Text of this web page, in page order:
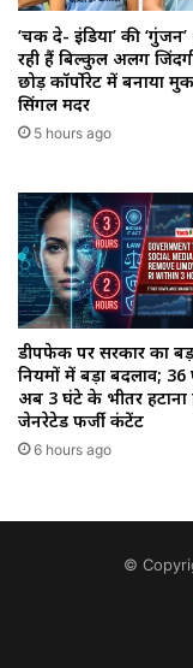
‘चक दे- इंडिया’ की
रही हैं बिल्कुल अलग
छोड़ कॉर्पोरेट में बनाया
सिंगल मदर
5 hours ago
डीपफेक पर सरकार का बड़ा
नियमों में बड़ा बदलाव; 36
अब 3 घंटे के भीतर हटाना
जेनरेटेड फर्जी कंटेंट
6 hours ago
©